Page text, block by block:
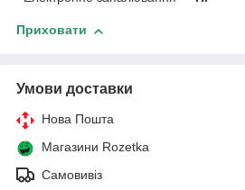
Приховати
Умови доставки
Нова Пошта
Магазини Rozetka
Самовивіз